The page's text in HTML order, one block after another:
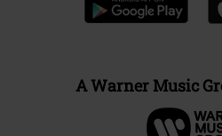
A Warner Music